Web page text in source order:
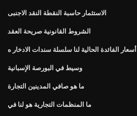
الاستثمار حاسبة النقطة النقد الاجنبى
الشروط القانونية صريحة العقد
أسعار الفائدة الحالية لنا سلسلة سندات الادخار ه
وسيط في البورصة الإسبانية
ما هو صافي المدينين التجارة
ما المنظمات التجارية هو لنا في